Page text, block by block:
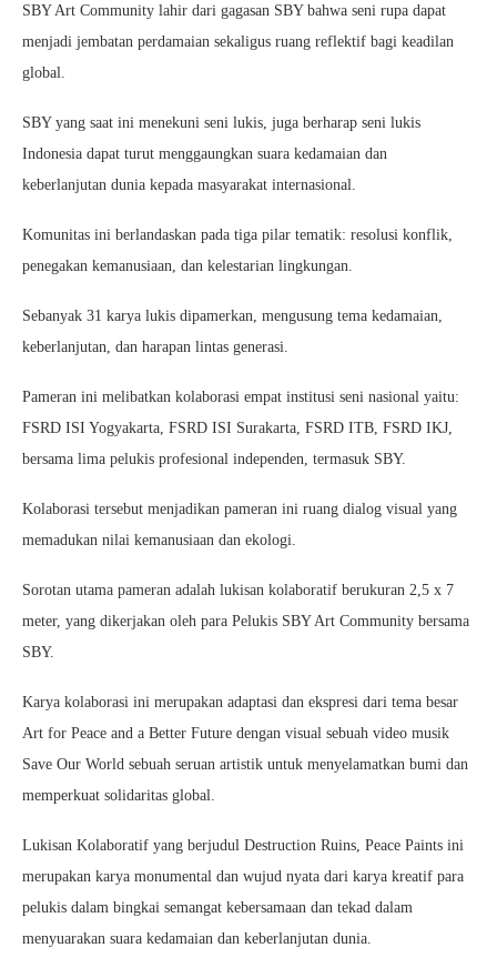
SBY Art Community lahir dari gagasan SBY bahwa seni rupa dapat
menjadi jembatan perdamaian sekaligus ruang reflektif bagi keadilan
global.
SBY yang saat ini menekuni seni lukis, juga berharap seni lukis
Indonesia dapat turut menggaungkan suara kedamaian dan
keberlanjutan dunia kepada masyarakat internasional.
Komunitas ini berlandaskan pada tiga pilar tematik: resolusi konflik,
penegakan kemanusiaan, dan kelestarian lingkungan.
Sebanyak 31 karya lukis dipamerkan, mengusung tema kedamaian,
keberlanjutan, dan harapan lintas generasi.
Pameran ini melibatkan kolaborasi empat institusi seni nasional yaitu:
FSRD ISI Yogyakarta, FSRD ISI Surakarta, FSRD ITB, FSRD IKJ,
bersama lima pelukis profesional independen, termasuk SBY.
Kolaborasi tersebut menjadikan pameran ini ruang dialog visual yang
memadukan nilai kemanusiaan dan ekologi.
Sorotan utama pameran adalah lukisan kolaboratif berukuran 2,5 x 7
meter, yang dikerjakan oleh para Pelukis SBY Art Community bersama
SBY.
Karya kolaborasi ini merupakan adaptasi dan ekspresi dari tema besar
Art for Peace and a Better Future dengan visual sebuah video musik
Save Our World sebuah seruan artistik untuk menyelamatkan bumi dan
memperkuat solidaritas global.
Lukisan Kolaboratif yang berjudul Destruction Ruins, Peace Paints ini
merupakan karya monumental dan wujud nyata dari karya kreatif para
pelukis dalam bingkai semangat kebersamaan dan tekad dalam
menyuarakan suara kedamaian dan keberlanjutan dunia.